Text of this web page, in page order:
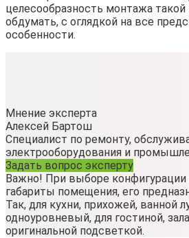
целесообразность монтажа
обдумать, с оглядкой на все
особенности.
Мнение эксперта
Алексей Бартош
Специалист по ремонту,
электрооборудования и
Задать вопрос эксперту
Важно! При выборе конфигурации
габариты помещения, его
Так, для кухни, прихожей, ванной
одноуровневый, для гостиной,
оригинальной подсветкой.